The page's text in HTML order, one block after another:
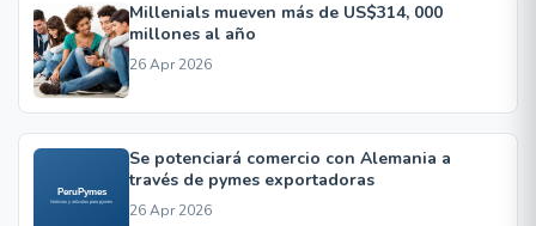
Millenials mueven más de US$314, 000
millones al año
26 Apr 2026
Se potenciará comercio con Alemania a
través de pymes exportadoras
26 Apr 2026